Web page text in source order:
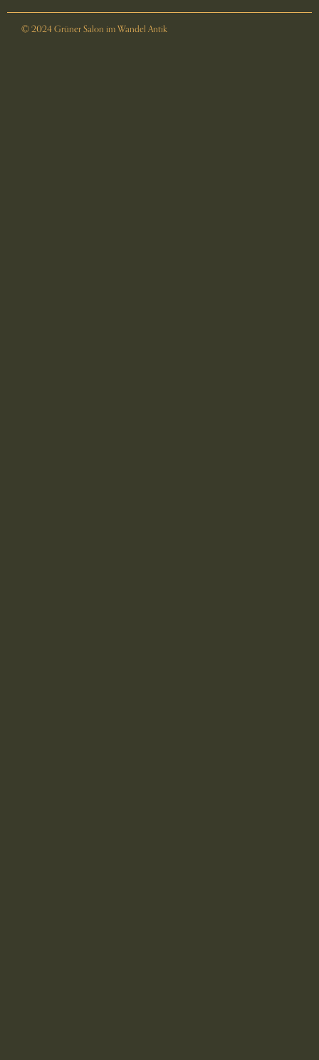
© 2024 Grüner Salon im Wandel Antik